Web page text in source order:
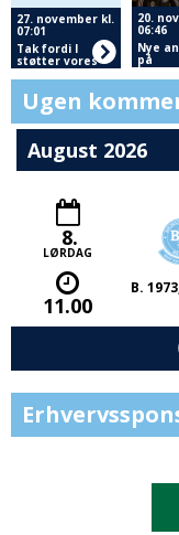
27. november kl.
07:01
Tak fordi I
støtter vores
sponsorer
20.
06:46
Nye
på
Ugen
August 2026
8.
LØRDAG
11.00
B.